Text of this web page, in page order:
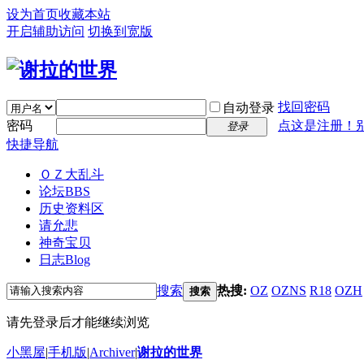
设为首页收藏本站
开启辅助访问 切换到宽版
自动登录 找回密码
密码
登录
点这是注册！
快捷导航
ＯＺ大乱斗
论坛BBS
历史资料区
请允悲
神奇宝贝
日志Blog
搜索 搜索 热搜: OZ OZNS R18 OZH
请先登录后才能继续浏览
小黑屋|手机版|Archiver|谢拉的世界